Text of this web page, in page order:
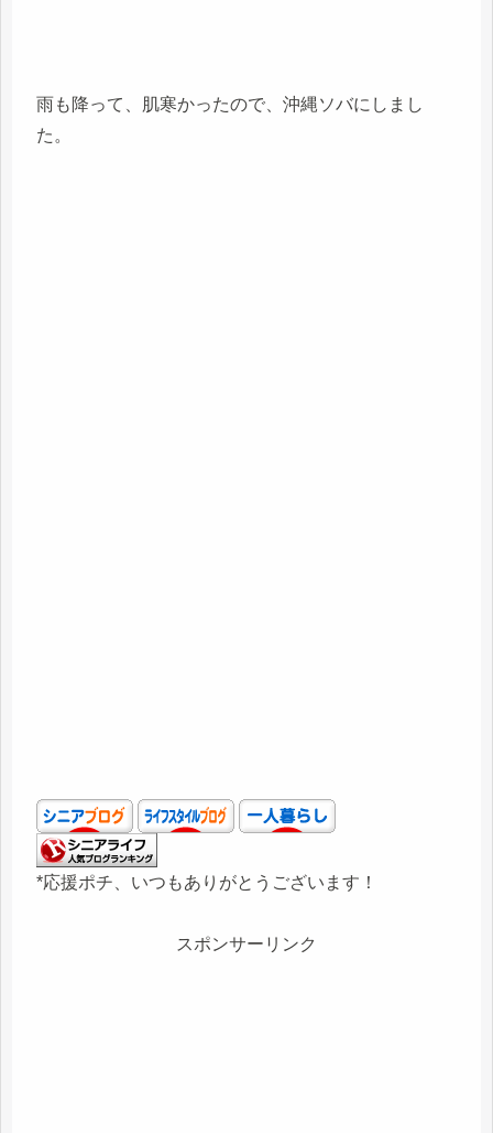
雨も降って、肌寒かったので、沖縄ソバにしまし
た。
*応援ポチ、いつもありがとうございます！
スポンサーリンク